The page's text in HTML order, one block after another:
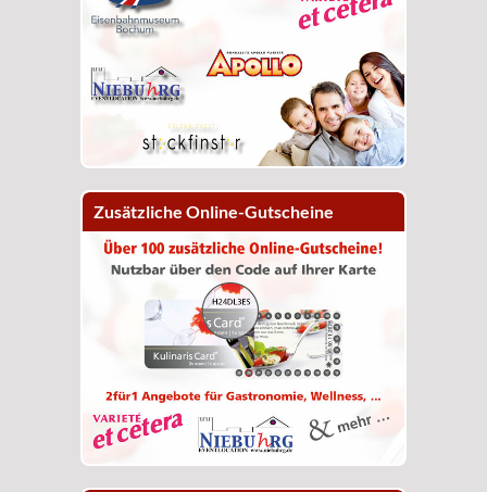
Zusätzliche Online-Gutscheine